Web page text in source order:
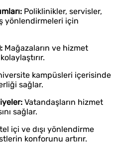
Poliklinikler, servisler,
yönlendirmeleri için
Mağazaların ve hizmet
kampüsleri içerisinde
sağlar.
Vatandaşların hizmet
sağlar.
içi ve dışı yönlendirme
konforunu artırır.